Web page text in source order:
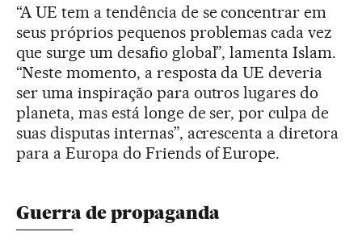
“A UE tem a tendência de se concentrar em
seus próprios pequenos problemas cada vez
que surge um desafio global”, lamenta Islam.
“Neste momento, a resposta da UE deveria
ser uma inspiração para outros lugares do
planeta, mas está longe de ser, por culpa de
suas disputas internas”, acrescenta a diretora
para a Europa do Friends of Europe.
Guerra de propaganda